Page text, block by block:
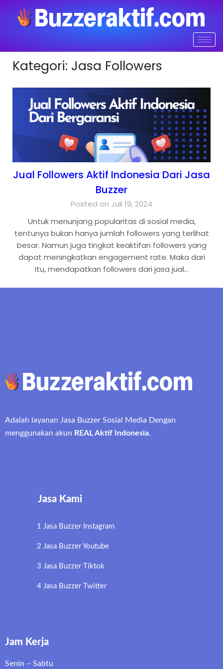
Kategori: Jasa Followers
Jual Followers Aktif Indonesia Dari Jasa
Buzzer
Posted on Juli 19, 2024
Untuk menunjang popularitas di sosial media,
tentunya bukan hanya jumlah followers yang terlihat
besar. Namun juga tingkat keaktifan followers yang
dapat meningkatkan engagement rate. Maka dari
itu, mendapatkan followers dari jasa jual…
Adalah layanan Jasa Buzzer Sosial Media Dengan
menggunakan akun REAL Aktif Indonesia.
Jasa Kami
1 Jasa Buzzer Instagram
2 Jasa Buzzer Youtube
3 Jasa Buzzer Tiktok
4 Jasa Buzzer Twitter
Jam Kerja
Senin – Sabtu